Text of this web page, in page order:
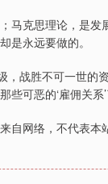
马克思理论，是
是永远要做的。
，战胜不可一世
些可恶的‘雇佣关系
自网络，不代表本